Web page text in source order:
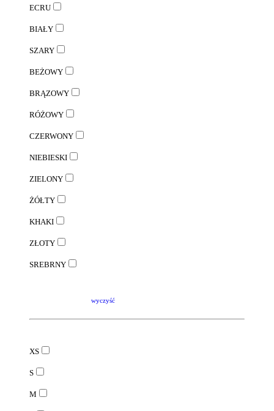
ECRU
BIAŁY
SZARY
BEŻOWY
BRĄZOWY
RÓŻOWY
CZERWONY
NIEBIESKI
ZIELONY
ŻÓŁTY
KHAKI
ZŁOTY
SREBRNY
wyczyść
XS
S
M